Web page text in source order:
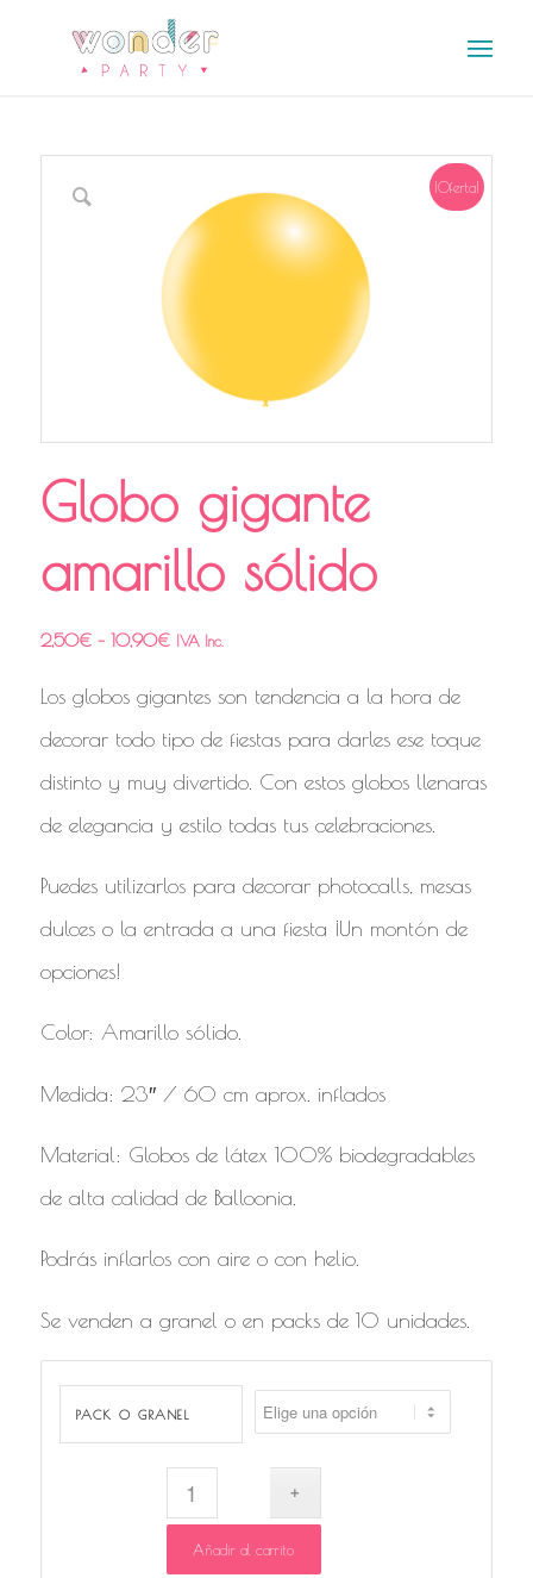
¡Oferta!
Globo gigante
amarillo sólido
2,50€– 10,90€ IVA Inc.
Los globos gigantes son tendencia a la hora de
decorar todo tipo de fiestas para darles ese toque
distinto y muy divertido. Con estos globos llenaras
de elegancia y estilo todas tus celebraciones.
Puedes utilizarlos para decorar photocalls, mesas
dulces o la entrada a una fiesta ¡Un montón de
opciones!
Color: Amarillo sólido.
Medida: 23″ / 60 cm aprox. inflados
Material: Globos de látex 100% biodegradables
de alta calidad de Balloonia.
Podrás inflarlos con aire o con helio.
Se venden a granel o en packs de 10 unidades.
PACK O GRANEL
Añadir al carrito